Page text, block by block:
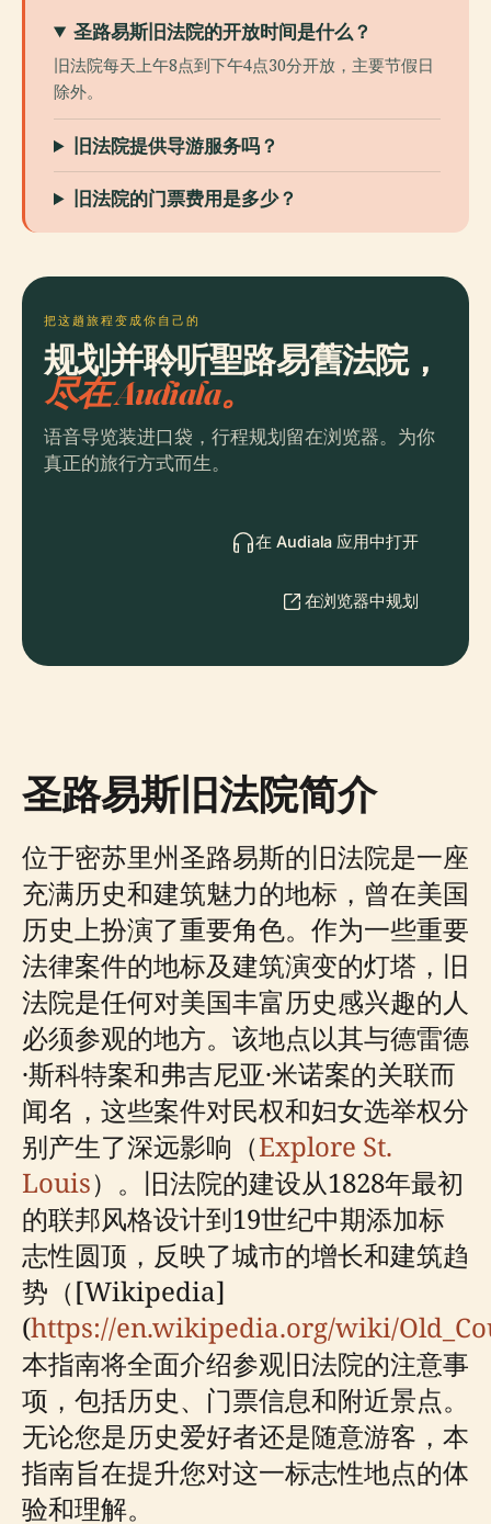
圣路易斯旧法院的开放时间是什么？
旧法院每天上午8点到下午4点30分开放，主要节假日
除外。
旧法院提供导游服务吗？
旧法院的门票费用是多少？
把这趟旅程变成你自己的
规划并聆听聖路易舊法院，
尽在 Audiala。
语音导览装进口袋，行程规划留在浏览器。为你
真正的旅行方式而生。
在 Audiala 应用中打开
在浏览器中规划
圣路易斯旧法院简介
位于密苏里州圣路易斯的旧法院是一座
充满历史和建筑魅力的地标，曾在美国
历史上扮演了重要角色。作为一些重要
法律案件的地标及建筑演变的灯塔，旧
法院是任何对美国丰富历史感兴趣的人
必须参观的地方。该地点以其与德雷德
·斯科特案和弗吉尼亚·米诺案的关联而
闻名，这些案件对民权和妇女选举权分
别产生了深远影响（Explore St.
Louis）。旧法院的建设从1828年最初
的联邦风格设计到19世纪中期添加标
志性圆顶，反映了城市的增长和建筑趋
势（[Wikipedia]
(https://en.wikipedia.org/wiki/
本指南将全面介绍参观旧法院的注意事
项，包括历史、门票信息和附近景点。
无论您是历史爱好者还是随意游客，本
指南旨在提升您对这一标志性地点的体
验和理解。